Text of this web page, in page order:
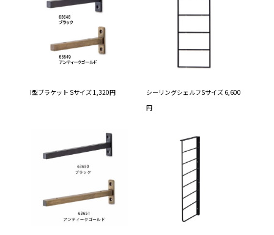
I型ブラケット Sサイズ 1,320円
シーリングシェルフSサイズ 6,600
円